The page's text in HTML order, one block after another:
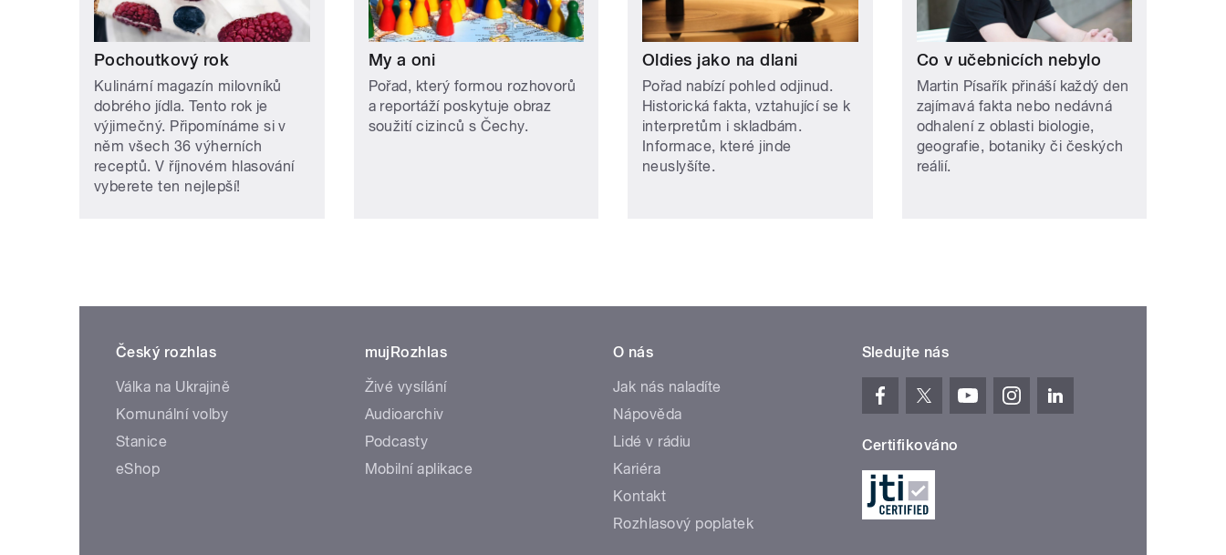
Pochoutkový rok
Kulinární magazín milovníků
dobrého jídla. Tento rok je
výjimečný. Připomínáme si v
něm všech 36 výherních
receptů. V říjnovém hlasování
vyberete ten nejlepší!
My a oni
Pořad, který formou rozhovorů
a reportáží poskytuje obraz
soužití cizinců s Čechy.
Oldies jako na dlani
Pořad nabízí pohled odjinud.
Historická fakta, vztahující se k
interpretům i skladbám.
Informace, které jinde
neuslyšíte.
Co v učebnicích nebylo
Martin Písařík přináší každý den
zajímavá fakta nebo nedávná
odhalení z oblasti biologie,
geografie, botaniky či českých
reálií.
Český rozhlas
Válka na Ukrajině
Komunální volby
Stanice
eShop
mujRozhlas
Živé vysílání
Audioarchiv
Podcasty
Mobilní aplikace
O nás
Jak nás naladíte
Nápověda
Lidé v rádiu
Kariéra
Kontakt
Rozhlasový poplatek
Sledujte nás
Certifikováno